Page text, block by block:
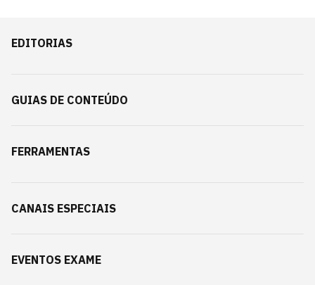
EDITORIAS
GUIAS DE CONTEÚDO
FERRAMENTAS
CANAIS ESPECIAIS
EVENTOS EXAME